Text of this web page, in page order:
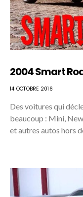
2004 Smart
14 OCTOBRE 2016
Des voitures qui
beaucoup : Mini,
et autres autos hors